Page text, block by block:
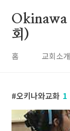
Okinawa
회)
홈 교회소개
오키나와교화 1